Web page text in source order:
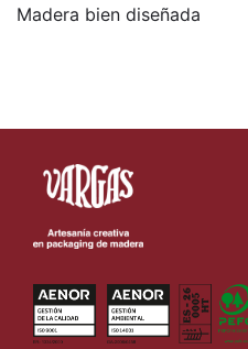
Madera bien diseñada